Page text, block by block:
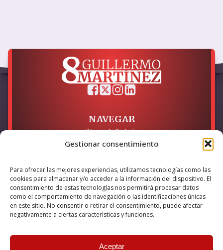
Gestionar consentimiento
Para ofrecer las mejores experiencias, utilizamos tecnologías como las
cookies para almacenar y/o acceder a la información del dispositivo. El
consentimiento de estas tecnologías nos permitirá procesar datos
como el comportamiento de navegación o las identificaciones únicas
en este sitio. No consentir o retirar el consentimiento, puede afectar
negativamente a ciertas características y funciones.
Aceptar
NAVEGAR
Página de Portada
LEGAL
Política de Privacidad
Política de Cookies
Accesibilidad
Esta empresa ha sido beneficiaria del bono Kit Digital y lo ha
internet, financiado por la Unión Europea – NextGeneration EU